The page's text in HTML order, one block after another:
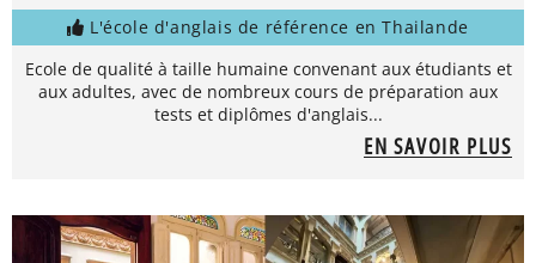
L'école d'anglais de référence en Thailande
Ecole de qualité à taille humaine convenant aux étudiants et
aux adultes, avec de nombreux cours de préparation aux
tests et diplômes d'anglais...
EN SAVOIR PLUS